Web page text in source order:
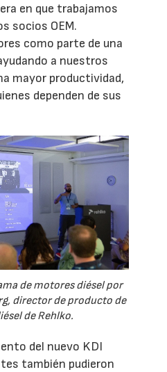
en que trabajamos
socios OEM.
como parte de una
a nuestros
mayor productividad,
dependen de sus
de motores diésel por
director de producto de
de Rehlko.
del nuevo KDI
también pudieron